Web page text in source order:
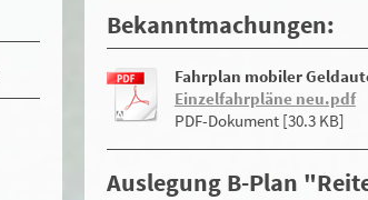
Bekanntmachungen:
Fahrplan mobiler
Einzelfahrpläne neu.pdf
PDF-Dokument [30.3 KB]
Auslegung B-Plan